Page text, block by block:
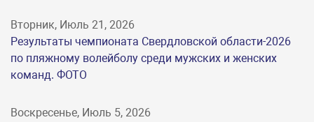
Вторник, Июль 21, 2026
Результаты чемпионата Свердловской области-2026
по пляжному волейболу среди мужских и женских
команд. ФОТО
Воскресенье, Июль 5, 2026